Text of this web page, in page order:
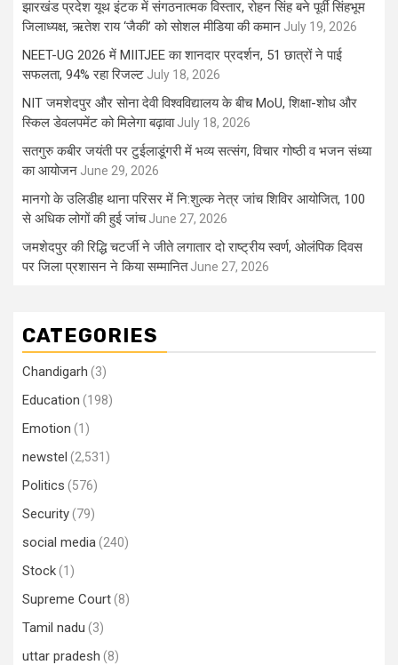
झारखंड प्रदेश यूथ इंटक में संगठनात्मक विस्तार, रोहन सिंह बने पूर्वी सिंहभूम
जिलाध्यक्ष, ऋतेश राय ‘जैकी’ को सोशल मीडिया की कमान July 19, 2026
NEET-UG 2026 में MIITJEE का शानदार प्रदर्शन, 51 छात्रों ने पाई
सफलता, 94% रहा रिजल्ट July 18, 2026
NIT जमशेदपुर और सोना देवी विश्वविद्यालय के बीच MoU, शिक्षा-शोध और
स्किल डेवलपमेंट को मिलेगा बढ़ावा July 18, 2026
सतगुरु कबीर जयंती पर टुईलाडूंगरी में भव्य सत्संग, विचार गोष्ठी व भजन संध्या
का आयोजन June 29, 2026
मानगो के उलिडीह थाना परिसर में नि:शुल्क नेत्र जांच शिविर आयोजित, 100
से अधिक लोगों की हुई जांच June 27, 2026
जमशेदपुर की रिद्धि चटर्जी ने जीते लगातार दो राष्ट्रीय स्वर्ण, ओलंपिक दिवस
पर जिला प्रशासन ने किया सम्मानित June 27, 2026
CATEGORIES
Chandigarh (3)
Education (198)
Emotion (1)
newstel (2,531)
Politics (576)
Security(79)
social media(240)
Stock(1)
Supreme Court(8)
Tamil nadu (3)
uttar pradesh (8)